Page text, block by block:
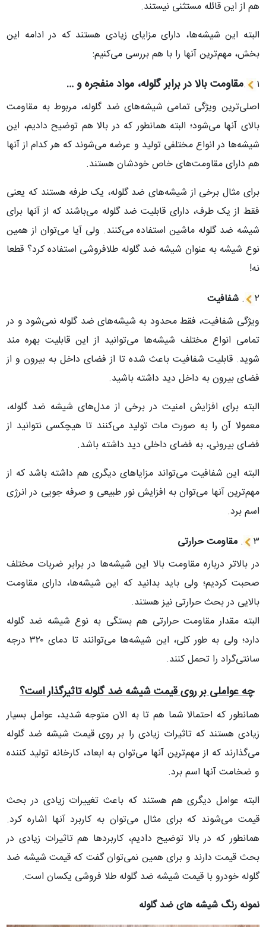
هم از این قائله مستثنی نیستند.
البته این شیشه‌ها، دارای مزایای زیادی هستند که در ادامه این
بخش، مهم‌ترین آنها را با هم بررسی می‌کنیم:
۱
.مقاومت بالا در برابر گلوله، مواد منفجره و …
اصلی‌ترین ویژگی تمامی شیشه‌های ضد گلوله، مربوط به مقاومت
بالای آنها می‌شود؛ البته همانطور که در بالا هم توضیح دادیم، این
شیشه‌ها در انواع مختلفی تولید و عرضه می‌شوند که هر کدام از آنها
هم دارای مقاومت‌های خاص خودشان هستند.
برای مثال برخی از شیشه‌های ضد گلوله، یک طرفه هستند که یعنی
فقط از یک طرف، دارای قابلیت ضد گلوله می‌باشند که از آنها برای
شیشه ضد گلوله ماشین استفاده می‌کنند. ولی آیا می‌توان از همین
نوع شیشه به عنوان شیشه ضد گلوله طلافروشی استفاده کرد؟ قطعا
نه!
۲
.شفافیت
ویژگی شفافیت، فقط محدود به شیشه‌های ضد گلوله نمی‌شود و در
تمامی انواع مختلف شیشه‌ها می‌توانید از این قابلیت بهره مند
شوید. قابلیت شفافیت باعث شده تا از فضای داخل به بیرون و از
فضای بیرون به داخل دید داشته باشید.
البته برای افزایش امنیت در برخی از مدل‌های شیشه ضد گلوله،
معمولا آن را به صورت مات تولید می‌کنند تا هیچکسی نتوانید از
فضای بیرونی، به فضای داخلی دید داشته باشد.
البته این شفافیت می‌تواند مزایاهای دیگری هم داشته باشد که از
مهم‌ترین آنها می‌توان به افزایش نور طبیعی و صرفه جویی در انرژی
اسم برد.
۳
.مقاومت حرارتی
در بالاتر درباره مقاومت بالا این شیشه‌ها در برابر ضربات مختلف
صحبت کردیم؛ ولی باید بدانید که این شیشه‌ها، دارای مقاومت
بالایی در بحث حرارتی نیز هستند.
البته مقدار مقاومت حرارتی هم بستگی به نوع شیشه ضد گلوله
دارد؛ ولی به طور کلی، این شیشه‌ها می‌توانند تا دمای ۳۲۰ درجه
سانتی‌گراد را تحمل کنند.
چه عواملی بر روی قیمت شیشه ضد گلوله تاثیرگذار است؟
همانطور که احتمالا شما هم تا به الان متوجه شدید، عوامل بسیار
زیادی هستند که تاثیرات زیادی را بر روی قیمت شیشه ضد گلوله
می‌گذارند که از مهم‌ترین آنها می‌توان به ابعاد، کارخانه تولید کننده
و ضخامت آنها اسم برد.
البته عوامل دیگری هم هستند که باعث تغییرات زیادی در بحث
قیمت می‌شوند که برای مثال می‌توان به کاربرد آنها اشاره کرد.
همانطور که در بالا توضیح دادیم، کاربردها هم تاثیرات زیادی در
بحث قیمت دارند و برای همین نمی‌توان گفت که قیمت شیشه ضد
گلوله خودرو با قیمت شیشه ضد گلوله طلا فروشی یکسان است.
نمونه رنگ شیشه های ضد گلوله